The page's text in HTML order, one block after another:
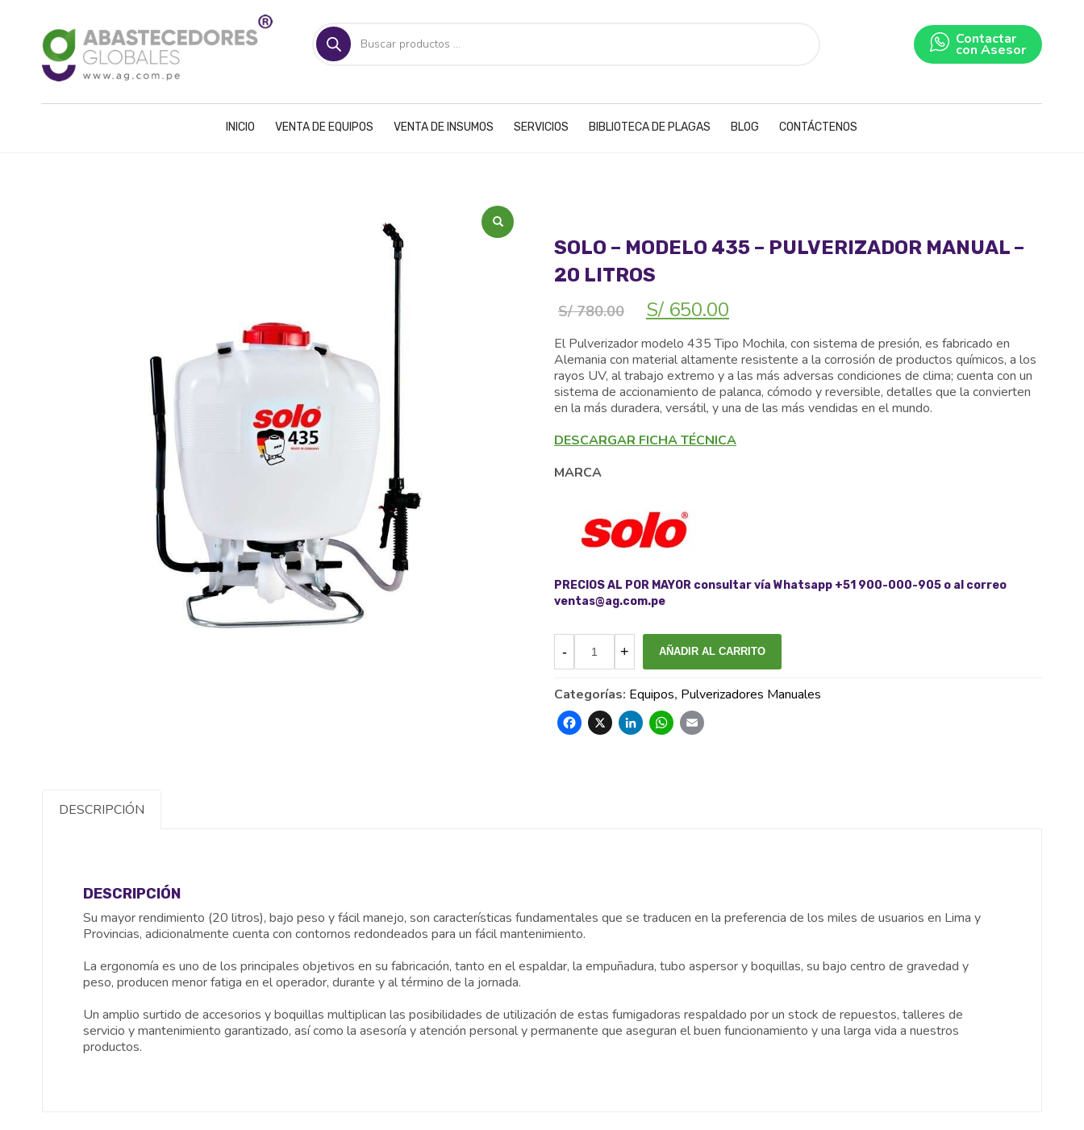
Búsqueda
de
productos Contactar
con Asesor
INICIO VENTA DE EQUIPOS VENTA DE INSUMOS SERVICIOS BIBLIOTECA DE PLAGAS BLOG CONTÁCTENOS
SOLO – MODELO 435 – PULVERIZADOR MANUAL –
20 LITROS
S/780.00 El
precio
original
era:
S/ 780.00.
S/ 650.00
actual
es:
S/ 650.00.
El Pulverizador modelo 435 Tipo Mochila, con sistema de presión, es fabricado en
Alemania con material altamente resistente a la corrosión de productos químicos, a los
rayos UV, al trabajo extremo y a las más adversas condiciones de clima; cuenta con un
sistema de accionamiento de palanca, cómodo y reversible, detalles que la convierten
en la más duradera, versátil, y una de las más vendidas en el mundo.
DESCARGAR FICHA TÉCNICA
MARCA
PRECIOS AL POR MAYOR consultar vía Whatsapp +51 900-000-905 o al correo
ventas@ag.com.pe
AÑADIR AL CARRITO
Categorías: Equipos, Pulverizadores Manuales
Facebook
X LinkedIn
WhatsApp
DESCRIPCIÓN
DESCRIPCIÓN
Su mayor rendimiento (20 litros), bajo peso y fácil manejo, son características fundamentales que se traducen en la preferencia de los miles de usuarios en Lima y
Provincias, adicionalmente cuenta con contornos redondeados para un fácil mantenimiento.
La ergonomía es uno de los principales objetivos en su fabricación, tanto en el espaldar, la empuñadura, tubo aspersor y boquillas, su bajo centro de gravedad y
peso, producen menor fatiga en el operador, durante y al término de la jornada.
Un amplio surtido de accesorios y boquillas multiplican las posibilidades de utilización de estas fumigadoras respaldado por un stock de repuestos, talleres de
servicio y mantenimiento garantizado, así como la asesoría y atención personal y permanente que aseguran el buen funcionamiento y una larga vida a nuestros
productos.